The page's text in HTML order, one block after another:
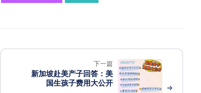
下一篇
新加坡赴美产子回答：美
国生孩子费用大公开